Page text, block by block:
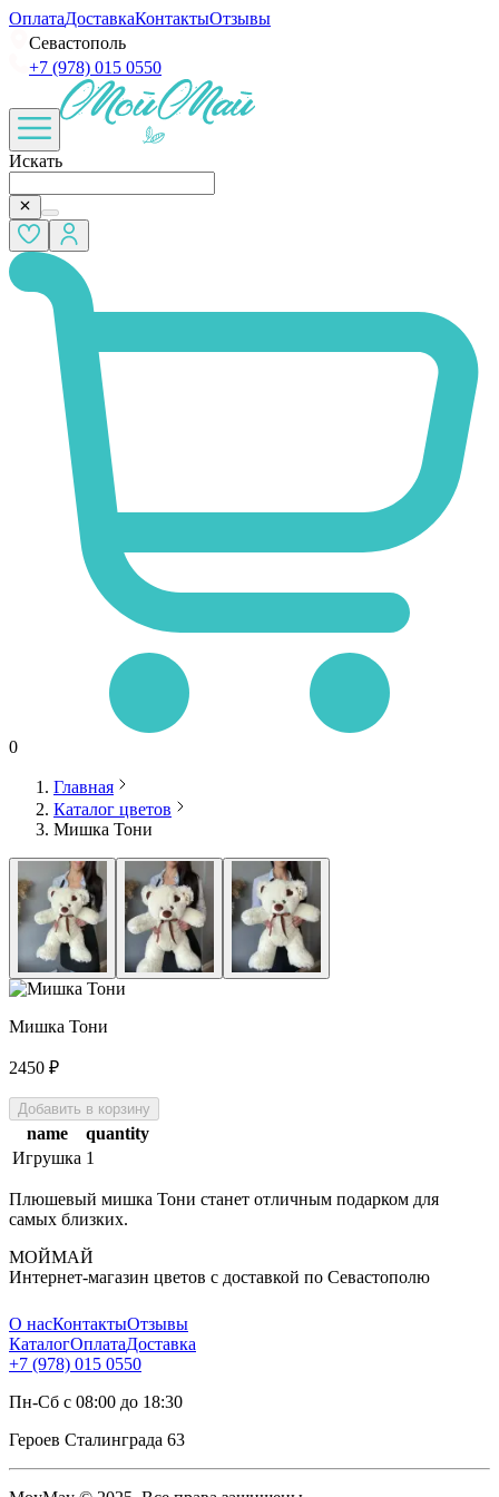
ОплатаДоставкаКонтактыОтзывы
Севастополь
+7 (978) 015 0550
Искать
0
Главная
Каталог цветов
Мишка Тони
Мишка Тони
2450 ₽
Добавить в корзину
name
quantity
Игрушка 1
Плюшевый мишка Тони станет отличным подарком для
самых близких.
МОЙМАЙ
Интернет-магазин цветов с доставкой по Севастополю
О насКонтактыОтзывы
КаталогОплатаДоставка
+7 (978) 015 0550
Пн-Сб с 08:00 до 18:30
Героев Сталинграда 63